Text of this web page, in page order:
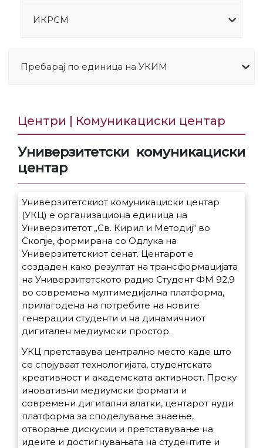
ИКРСМ
Пребарај по единица на УКИМ
Центри | Комуникациски центар
Универзитетски комуникациски
центар
Универзитетскиот комуникациски центар
(УКЦ) е организациона единица на
Универзитетот „Св. Кирил и Методиј“ во
Скопје, формирана со Одлука на
Универзитетскиот сенат. Центарот е
создаден како резултат на трансформацијата
на Универзитетското радио Студент ФМ 92,9
во современа мултимедијална платформа,
прилагодена на потребите на новите
генерации студенти и на динамичниот
дигитален медиумски простор.
УКЦ претставува централно место каде што
се спојуваат технологијата, студентската
креативност и академската активност. Преку
иновативни медиумски формати и
современи дигитални алатки, центарот нуди
платформа за споделување знаење,
отворање дискусии и претставување на
идеите и достигнувањата на студентите и